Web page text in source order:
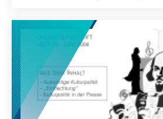
allen Themen der Kulturpolitik.